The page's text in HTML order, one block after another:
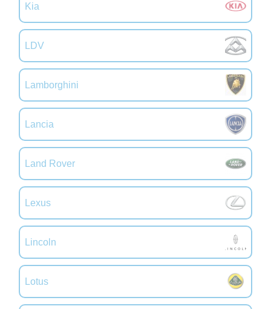
Kia
LDV
Lamborghini
Lancia
Land Rover
Lexus
Lincoln
Lotus